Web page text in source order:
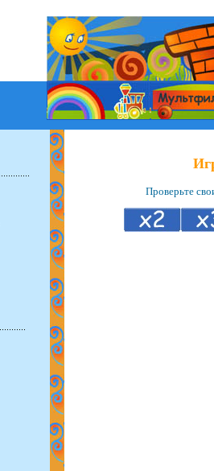
Проверьте